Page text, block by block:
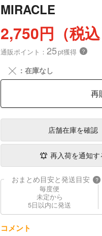
MIRACLE
2,750円（税込
通販ポイント： 25pt獲得 ？
╳ ：在庫なし
再
店舗在庫を確認
再入荷を通知す
おまとめ目安と発送目安 ?
毎度便
未定から
5日以内に発送
コメント